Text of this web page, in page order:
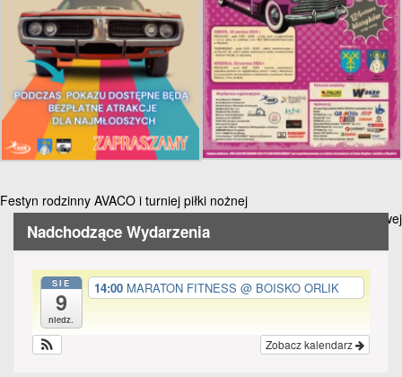
Nawigacja
wpisu
Festyn rodzinny AVACO i turniej piłki nożnej
Turniej Piłki Siatkowej Plażowej
Nadchodzące Wydarzenia
SIE
9
niedz.
14:00 MARATON FITNESS @ BOISKO ORLIK
Zobacz kalendarz